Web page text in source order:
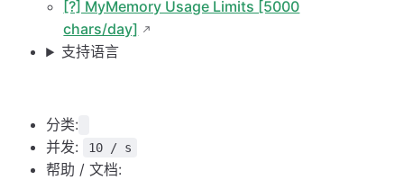
[?] MyMemory Usage Limits [5000
chars/day]
支持语言
分类:
并发:
10 / s
帮助 / 文档: